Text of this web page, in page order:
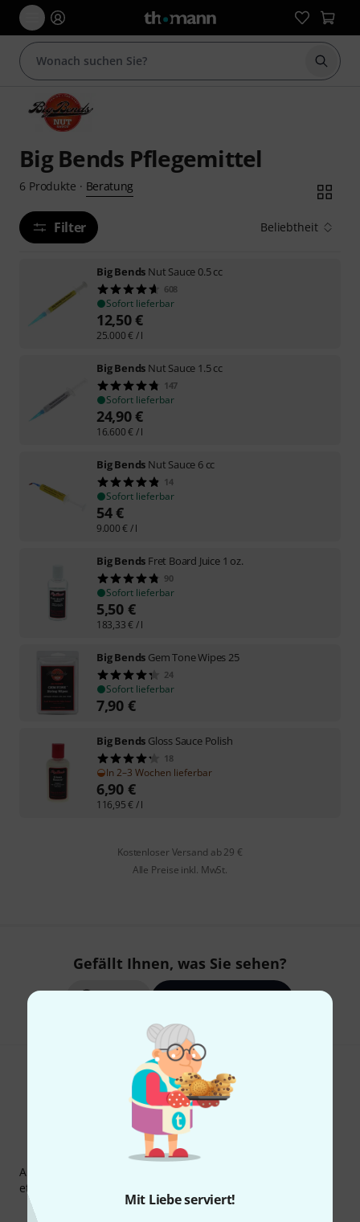
Mit Liebe serviert!
Suche
Big Bends Pflegemittel
6 Produkte · Beratung
Filter Beliebtheit
Big Bends Nut Sauce 0.5 cc
608
Sofort lieferbar
12,50€
25.000€ / l
Big Bends Nut Sauce 1.5 cc
147
Sofort lieferbar
24,90€
16.600€ / l
Big Bends Nut Sauce 6 cc
14
Sofort lieferbar
54€
9.000€ / l
Big Bends Fret Board Juice 1 oz.
90
Sofort lieferbar
5,50 €
183,33€ / l
Big Bends Gem Tone Wipes 25
24
Sofort lieferbar
7,90 €
Big Bends Gloss Sauce Polish
18
In 2–3 Wochen lieferbar
6,90 €
116,95€ / l
Kostenloser Versand ab 29 €
Alle Preise inkl. MwSt.
Gefällt Ihnen, was Sie sehen?
Teilen
Thomann Newsletter
Abonniere den Thomann Newsletter und gewinne mit
etwas Glück einen von